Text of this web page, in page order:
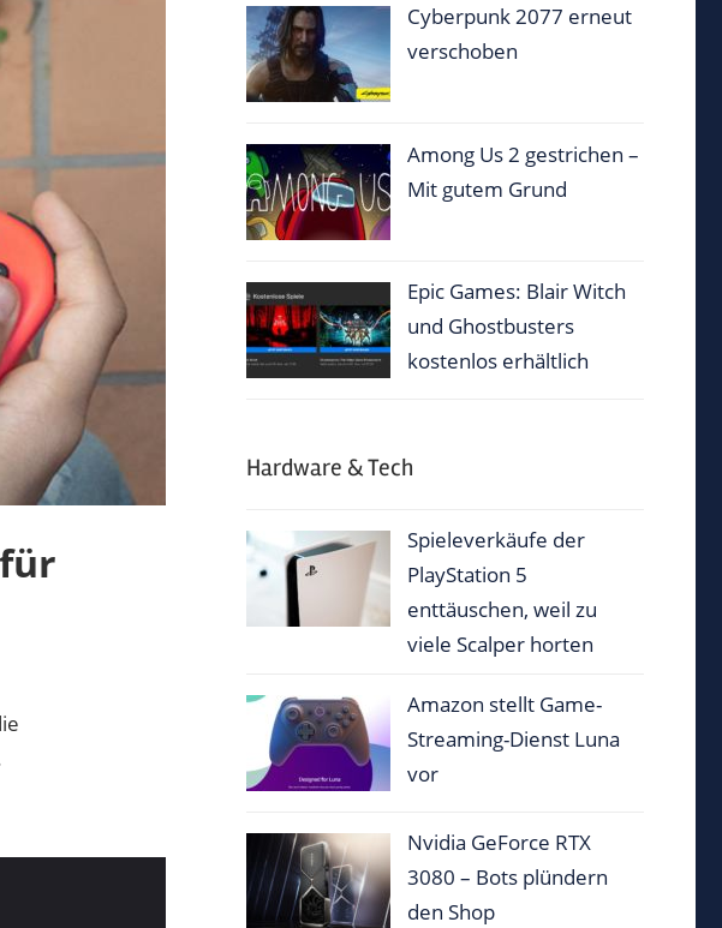
Cyberpunk 2077 erneut
verschoben
Among Us 2 gestrichen –
Mit gutem Grund
Epic Games: Blair Witch
und Ghostbusters
kostenlos erhältlich
Hardware & Tech
Spieleverkäufe der
PlayStation 5
enttäuschen, weil zu
viele Scalper horten
Amazon stellt Game-
Streaming-Dienst Luna
vor
Nvidia GeForce RTX
3080 – Bots plündern
den Shop